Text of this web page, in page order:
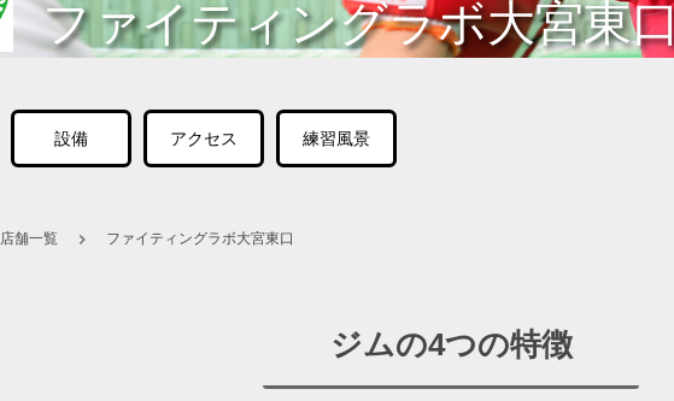
ファイティングラボ大宮東
設備 アクセス 練習風景
店舗一覧 ファイティングラボ大宮東口
ジムの4つの特徴